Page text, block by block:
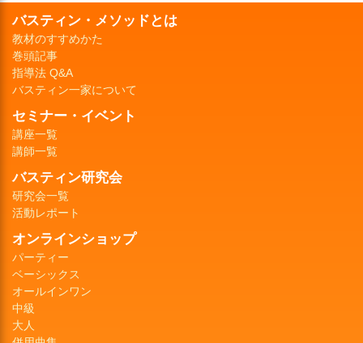
バスティン・メソッドとは
教材のすすめかた
巻頭記事
指導法 Q&A
バスティン一家について
セミナー・イベント
講座一覧
講師一覧
バスティン研究会
研究会一覧
活動レポート
オンラインショップ
パーティー
ベーシックス
オールインワン
中級
大人